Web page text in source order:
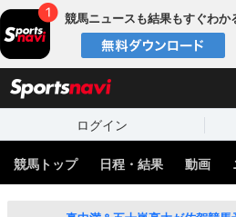
競馬ニュースも結果もすぐわか
ログイン
競馬トップ 日程・結果 動画